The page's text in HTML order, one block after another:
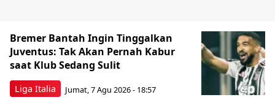
Liga Italia
Bremer Bantah Ingin Tinggalkan
Juventus: Tak Akan Pernah Kabur
saat Klub Sedang Sulit
Jumat, 7 Agu 2026 - 18:57